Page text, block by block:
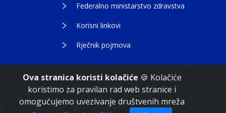
Ova stranica koristi kolačiće 🍪 Kolačiće
koristimo za pravilan rad web stranice i
omogućujemo uvezivanje društvenih mreža
Federalno ministarstvo zdravstva
Korisni linkovi
Rječnik pojmova
Copyright 2021. Vlada Federacije Bosne i
Hercegovine